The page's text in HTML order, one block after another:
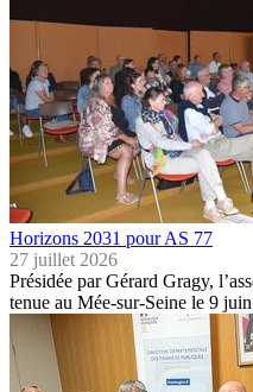
Horizons 2031 pour AS 77
27 juillet 2026
Présidée par Gérard Gragy,
tenue au Mée-sur-Seine le 9